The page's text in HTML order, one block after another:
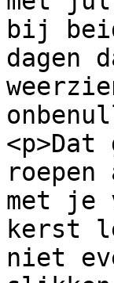
bij
dagen
<p>Dat
met je
kerst
niet